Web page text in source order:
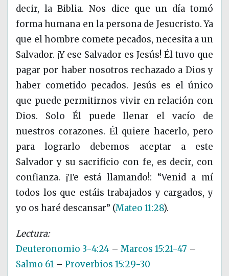
decir, la Biblia. Nos dice que un día tomó
forma humana en la persona de Jesucristo. Ya
que el hombre comete pecados, necesita a un
Salvador. ¡Y ese Salvador es Jesús! Él tuvo que
pagar por haber nosotros rechazado a Dios y
haber cometido pecados. Jesús es el único
que puede permitirnos vivir en relación con
Dios. Solo Él puede llenar el vacío de
nuestros corazones. Él quiere hacerlo, pero
para lograrlo debemos aceptar a este
Salvador y su sacrificio con fe, es decir, con
confianza. ¡Te está llamando!: “Venid a mí
todos los que estáis trabajados y cargados, y
yo os haré descansar” (Mateo 11:28).
Deuteronomio 3-4:24 – Marcos 15:21-47 –
Salmo 61 – Proverbios 15:29-30